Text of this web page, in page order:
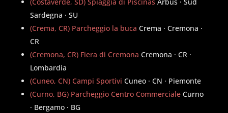
Sardegna · SU
(Crema, CR) Parcheggio la buca Crema · Cremona ·
CR
(Cremona, CR) Fiera di Cremona Cremona · CR ·
Lombardia
(Cuneo, CN) Campi Sportivi Cuneo · CN · Piemonte
(Curno, BG) Parcheggio Centro Commerciale Curno
· Bergamo · BG